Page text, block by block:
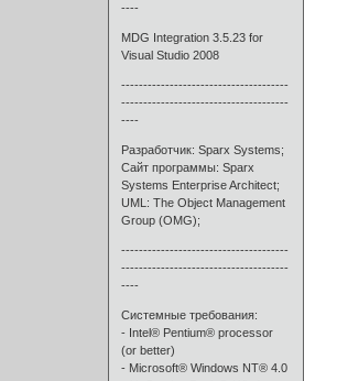
----
MDG Integration 3.5.23 for
Visual Studio 2008
--------------------------------------
--------------------------------------
----
Разработчик: Sparx Systems;
Сайт программы: Sparx
Systems Enterprise Architect;
UML: The Object Management
Group (OMG);
--------------------------------------
--------------------------------------
----
Системные требования:
- Intel® Pentium® processor
(or better)
- Microsoft® Windows NT® 4.0